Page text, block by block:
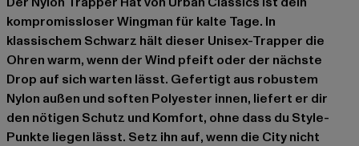
kompromissloser Wingman für kalte Tage. In
klassischem Schwarz hält dieser Unisex-Trapper die
Ohren warm, wenn der Wind pfeift oder der nächste
Drop auf sich warten lässt. Gefertigt aus robustem
Nylon außen und soften Polyester innen, liefert er dir
den nötigen Schutz und Komfort, ohne dass du Style-
Punkte liegen lässt. Setz ihn auf, wenn die City nicht